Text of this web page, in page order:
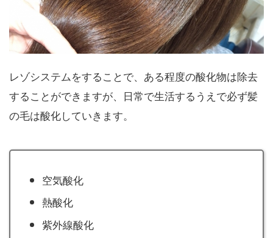
レゾシステムをすることで、ある程度の酸化物は除去
することができますが、日常で生活するうえで必ず髪
の毛は酸化していきます。
空気酸化
熱酸化
紫外線酸化